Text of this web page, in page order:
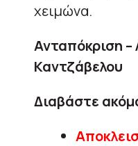
χειμώνα.
Ανταπόκριση
Καντζάβελου
Διαβάστε